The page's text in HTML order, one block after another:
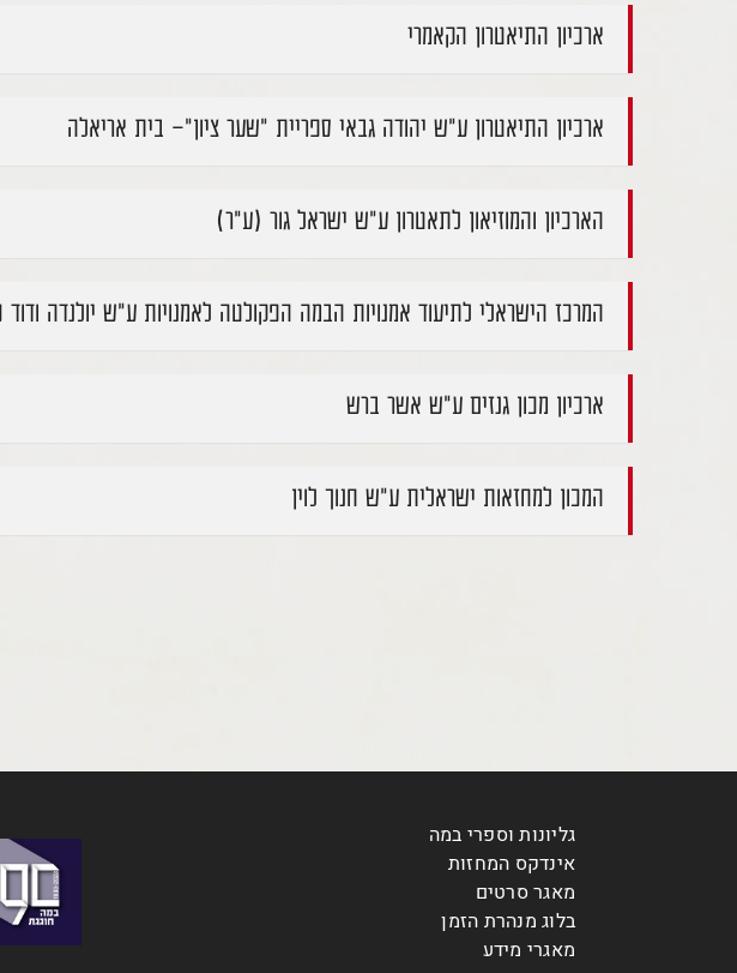
ארכיון התיאטרון הקאמרי
ארכיון התיאטרון ע"ש יהודה גבאי ספריית "שער ציון"- בית אריאלה
הארכיון והמוזיאון לתאטרון ע"ש ישראל גור (ע"ר)
המרכז הישראלי לתיעוד אמנויות הבמה הפקולטה לאמנויות ע"ש יולנדה ודוד
ארכיון מכון גנזים ע"ש אשר ברש
המכון למחזאות ישראלית ע"ש חנוך לוין
גליונות וספרי במה
אינדקס המחזות
מאגר סרטים
בלוג מנהרת הזמן
מאגרי מידע